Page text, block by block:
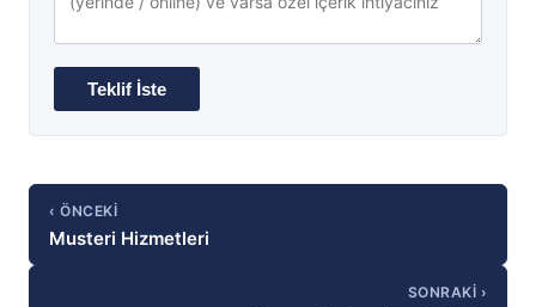
‹ ÖNCEKI
Musteri Hizmetleri
SONRAKI ›